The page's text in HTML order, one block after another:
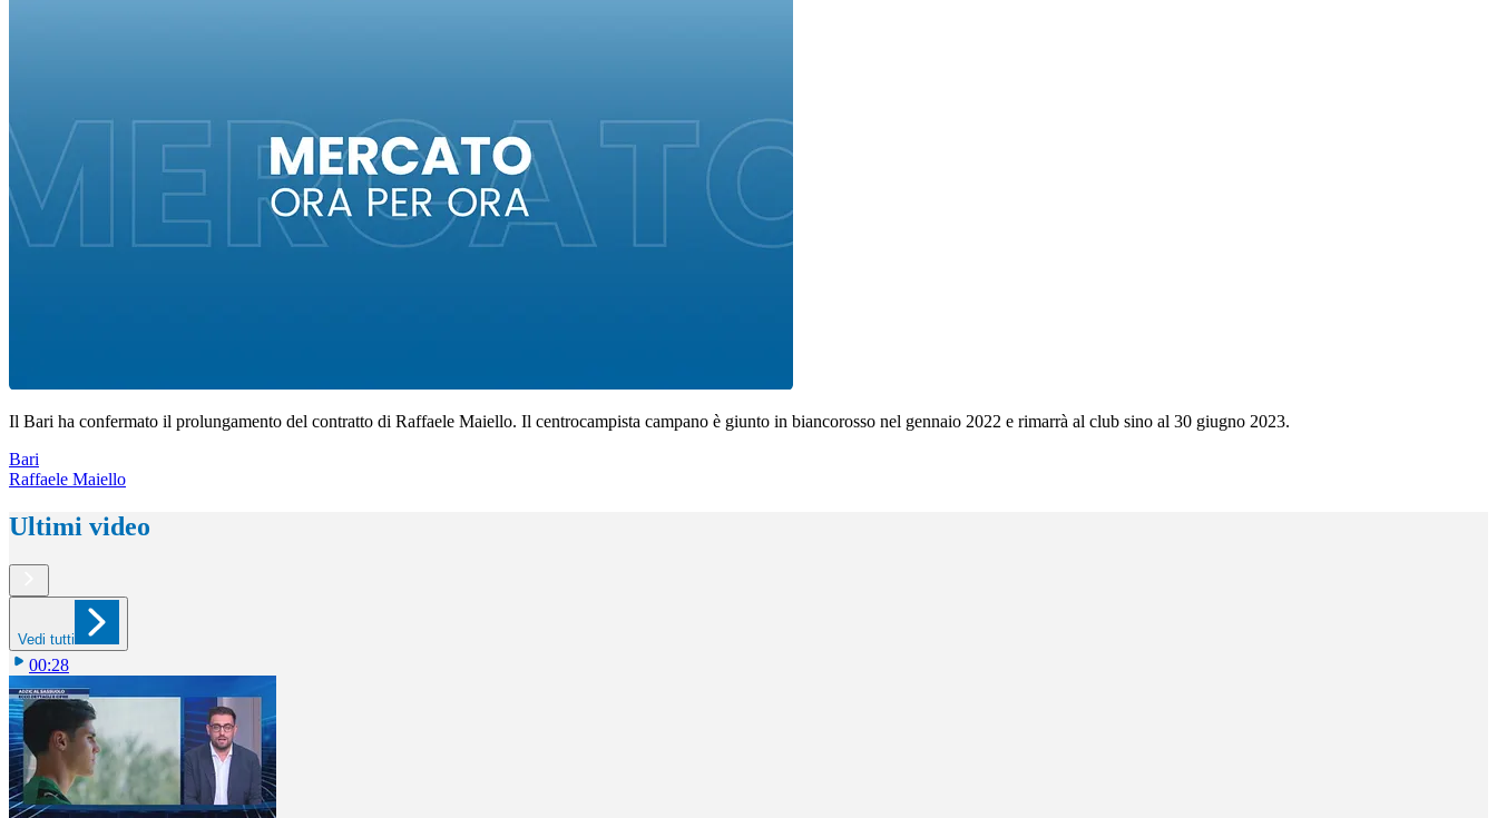
Il Bari ha confermato il prolungamento del contratto di Raffaele Maiello. Il centrocampista campano è giunto in biancorosso nel gennaio 2022 e rimarrà al club sino al 30 giugno 2023.
Bari
Raffaele Maiello
Ultimi video
Vedi tutti
00:28